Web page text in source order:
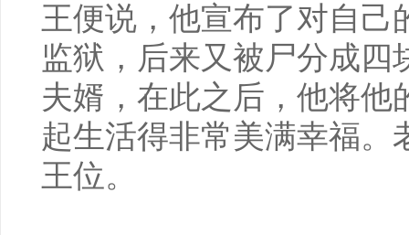
王便说，他宣布了对自己
监狱，后来又被尸分成
夫婿，在此之后，他将他
起生活得非常美满幸福。
王位。